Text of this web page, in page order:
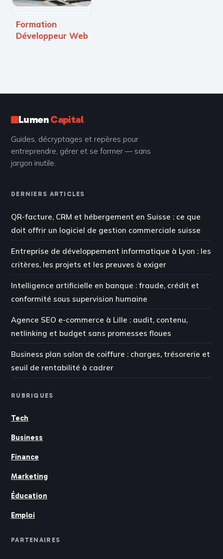
Formation
Développeur Web
mentorat hybride
LumenCapital
Guides, décryptages et repères pour
entreprendre, gérer et se former — sans
jargon inutile.
DERNIERS ARTICLES
QR-facture, CRM et hébergement en Suisse : ce que
doit offrir un logiciel de gestion commerciale suisse
Entreprise de développement informatique à Lyon : les
critères, les projets et les preuves à exiger
Intelligence artificielle en banque : fraude, crédit et
conformité sous supervision humaine
Agence SEO e-commerce à Lille : audit, contenu,
netlinking et budget sans promesses floues
Business plan salon de coiffure : charges, trésorerie et
seuil de rentabilité à cadrer
RUBRIQUES
Tech
Business
Finance
Marketing
Éducation
Emploi
PARTENAIRES